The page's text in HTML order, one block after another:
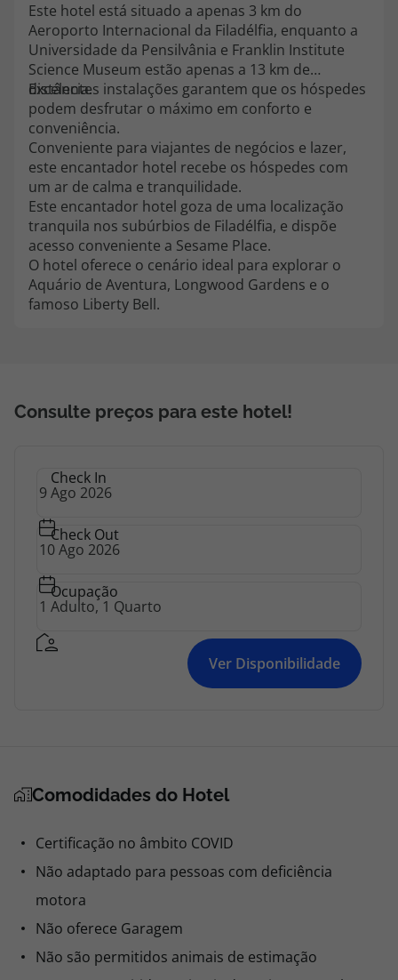
218 925 471
Custo de uma chamada para a rede fixa nacional.
A sua agência de viagens Top Atlântico tem a preocupação de estar
sempre mais perto de si, para maior comodidade e total facilidade
na marcação das suas viagens, tem ainda ao seu dispor o nosso call
center a funcionar todos os dias úteis das 10:00 às 20:00 e Sábado
das 10:00 às 14:00.
topatlantico@topatlantico.com
Este hotel está situado a apenas 3 km do
Aeroporto Internacional da Filadélfia, enquanto a
Universidade da Pensilvânia e Franklin Institute
Science Museum estão apenas a 13 km de
distância.
Excelentes instalações garantem que os hóspedes
podem desfrutar o máximo em conforto e
conveniência.
Conveniente para viajantes de negócios e lazer,
este encantador hotel recebe os hóspedes com
um ar de calma e tranquilidade.
Este encantador hotel goza de uma localização
tranquila nos subúrbios de Filadélfia, e dispõe
acesso conveniente a Sesame Place.
O hotel oferece o cenário ideal para explorar o
Aquário de Aventura, Longwood Gardens e o
famoso Liberty Bell.
Consulte preços para este hotel!
Check In
Check Out
Ocupação
Ver Disponibilidade
Comodidades do Hotel
Certificação no âmbito COVID
Não adaptado para pessoas com deficiência
motora
Não oferece Garagem
Não são permitidos animais de estimação